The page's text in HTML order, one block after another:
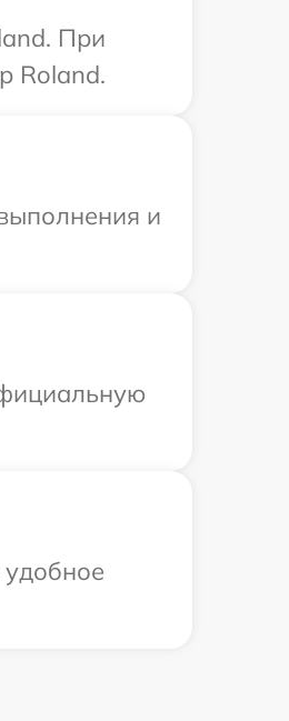
При
Roland.
и